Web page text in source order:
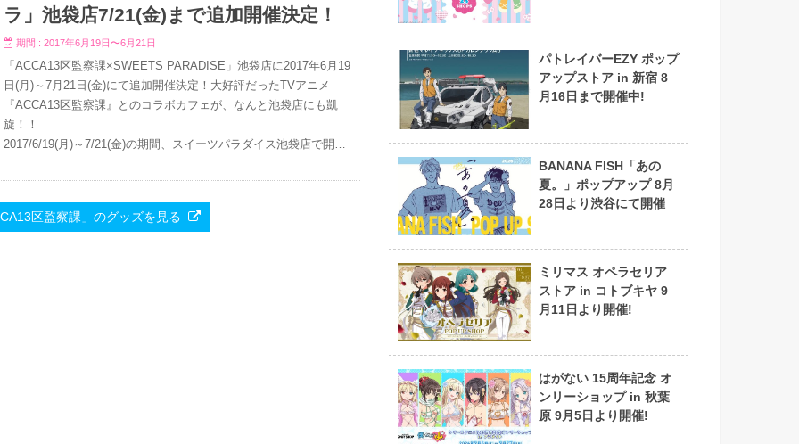
ラ」池袋店7/21(金)まで追加開催決定！
期間 : 2017年6月19日〜6月21日
「ACCA13区監察課×SWEETS PARADISE」池袋店に2017年6月19
日(月)～7月21日(金)にて追加開催決定！大好評だったTVアニメ
『ACCA13区監察課』とのコラボカフェが、なんと池袋店にも凱
旋！！
2017/6/19(月)～7/21(金)の期間、スイーツパラダイス池袋店で開催
区監察課」のグッズを見る
パトレイバーEZY ポップ
アップストア in 新宿 8
月16日まで開催中!
BANANA FISH「あの
夏。」ポップアップ 8月
28日より渋谷にて開催
ミリマス オペラセリア
ストア in コトブキヤ 9
月11日より開催!
はがない 15周年記念 オ
ンリーショップ in 秋葉
原 9月5日より開催!